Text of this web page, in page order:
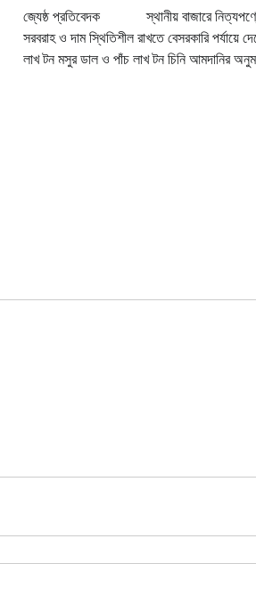
জ্যেষ্ঠ প্রতিবেদক স্থানীয় বাজারে
সরবরাহ ও দাম স্থিতিশীল রাখতে বেসরকারি পর্যায়ে
লাখ টন মসুর ডাল ও পাঁচ লাখ টন চিনি আমদানির